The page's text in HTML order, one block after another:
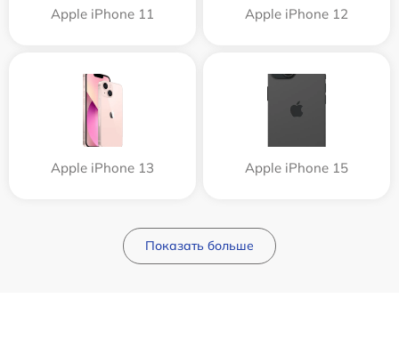
Apple iPhone 11 Apple iPhone 12
Apple iPhone 13 Apple iPhone 15
Показать больше